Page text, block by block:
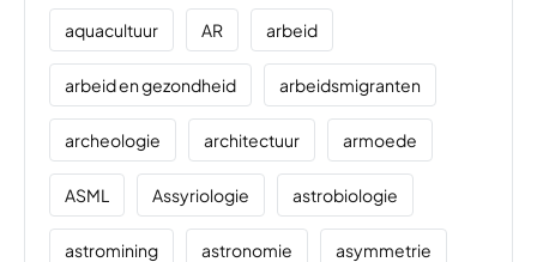
aquacultuur AR arbeid
arbeid en gezondheid arbeidsmigranten
archeologie architectuur armoede
ASML Assyriologie astrobiologie
astromining astronomie asymmetrie